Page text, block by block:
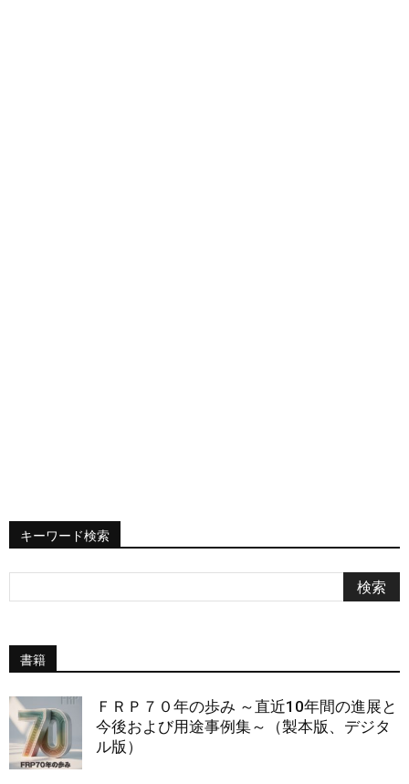
キーワード検索
書籍
ＦＲＰ７０年の歩み ～直近10年間の進展と
今後および用途事例集～（製本版、デジタ
ル版）